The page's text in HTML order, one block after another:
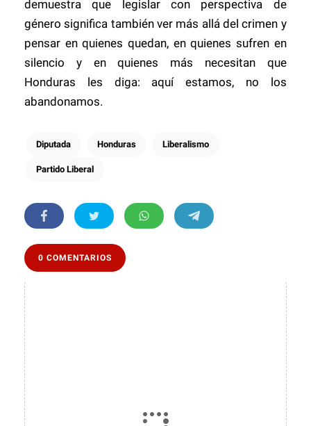
demuestra que legislar con perspectiva de
género significa también ver más allá del crimen y
pensar en quienes quedan, en quienes sufren en
silencio y en quienes más necesitan que
Honduras les diga: aquí estamos, no los
abandonamos.
Diputada Honduras Liberalismo
Partido Liberal
0 COMENTARIOS